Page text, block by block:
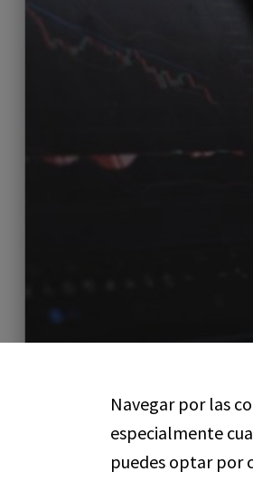
Navegar por las
especialmente
puedes optar por